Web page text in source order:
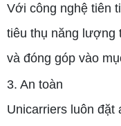
Với công nghệ tiên
tiêu thụ năng lượng
và đóng góp vào
3. An toàn
Unicarriers luôn đặt